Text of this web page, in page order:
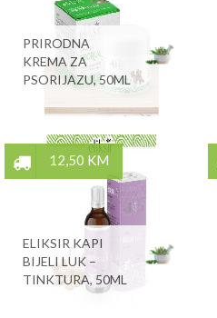
PRIRODNA
KREMA ZA
PSORIJAZU, 50ML
12,50 KM
ELIKSIR KAPI
BIJELI LUK –
TINKTURA, 50ML